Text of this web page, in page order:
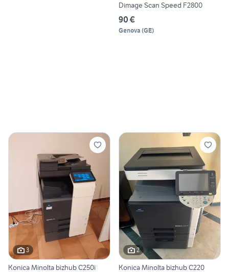
Dimage Scan Speed F2800
90 €
Genova (GE)
3
Konica Minolta bizhub C250i
2
Konica Minolta bizhub C220